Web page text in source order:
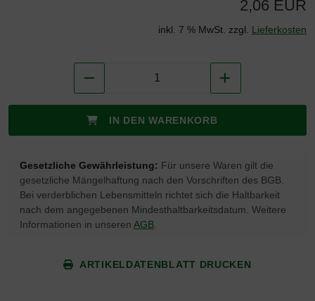
2,06 EUR
inkl. 7 % MwSt. zzgl. Lieferkosten
IN DEN WARENKORB
Gesetzliche Gewährleistung: Für unsere Waren gilt die
gesetzliche Mängelhaftung nach den Vorschriften des BGB.
Bei verderblichen Lebensmitteln richtet sich die Haltbarkeit
nach dem angegebenen Mindesthaltbarkeitsdatum. Weitere
Informationen in unseren AGB
ARTIKELDATENBLATT DRUCKEN